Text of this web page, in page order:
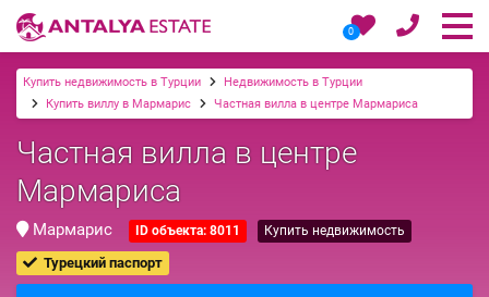
0
Купить недвижимость в Турции
Недвижимость в Турции
Купить виллу в Мармарис
Частная вилла в центре Мармариса
Частная вилла в центре
Мармариса
Мармарис ID объекта: 8011 Купить недвижимость
Турецкий паспорт